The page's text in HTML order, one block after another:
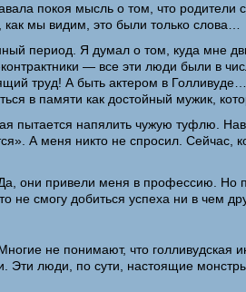
покоя мысль о том, что
мы видим, это были только слова…
период. Я думал о том, куда мне
— все эти люди были в
труд! А быть актером в
в памяти как достойный мужик,
пытается напялить чужую туфлю.
А меня никто не спросил. Сейчас,
они привели меня в профессию. Но
не смогу добиться успеха ни в чем
не понимают, что голливудская
Эти люди, по сути, настоящие